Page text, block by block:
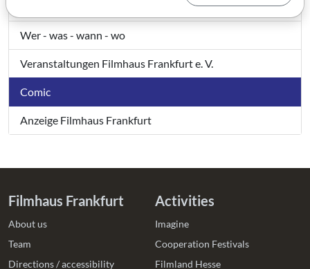
Wer - was - wann - wo
Veranstaltungen Filmhaus Frankfurt e. V.
Comic
Anzeige Filmhaus Frankfurt
Filmhaus Frankfurt
About us
Team
Directions / accessibility
Activities
Imagine
Cooperation Festivals
Filmland Hesse